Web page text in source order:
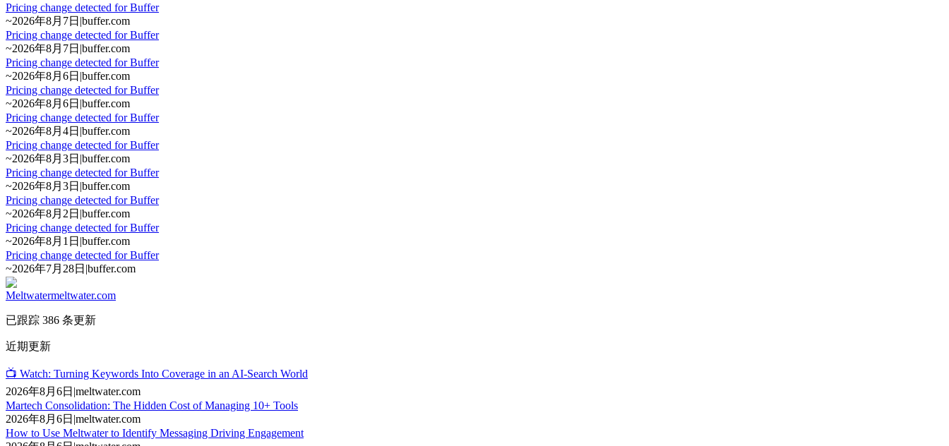
Pricing change detected for Buffer
~2026年8月7日 |buffer.com
Pricing change detected for Buffer
~2026年8月7日 |buffer.com
Pricing change detected for Buffer
~2026年8月6日 |buffer.com
Pricing change detected for Buffer
~2026年8月6日 |buffer.com
Pricing change detected for Buffer
~2026年8月4日 |buffer.com
Pricing change detected for Buffer
~2026年8月3日 |buffer.com
Pricing change detected for Buffer
~2026年8月3日 |buffer.com
Pricing change detected for Buffer
~2026年8月2日 |buffer.com
Pricing change detected for Buffer
~2026年8月1日 |buffer.com
Pricing change detected for Buffer
~2026年7月28日 |buffer.com
Meltwatermeltwater.com
已跟踪 386 条更新
近期更新
📺 Watch: Turning Keywords Into Coverage in an AI-Search World
2026年8月6日 |meltwater.com
Martech Consolidation: The Hidden Cost of Managing 10+ Tools
2026年8月6日 |meltwater.com
How to Use Meltwater to Identify Messaging Driving Engagement